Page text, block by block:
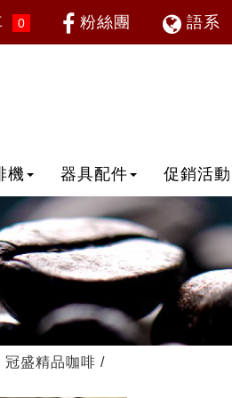
0 粉絲團 語系
機 器具配件 促銷活動
冠盛精品咖啡 /